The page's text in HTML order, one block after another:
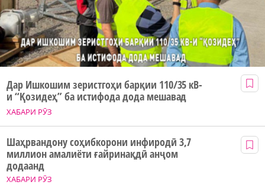
ХАБАРИ РӮЗ
Дар Ишкошим зеристгоҳи барқии 110/35 кВ-
и “Қозидеҳ” ба истифода дода мешавад
ХАБАРИ РӮЗ
Шаҳрвандону соҳибкорони инфиродӣ 3,7
миллион амалиёти ғайринақдӣ анҷом
додаанд